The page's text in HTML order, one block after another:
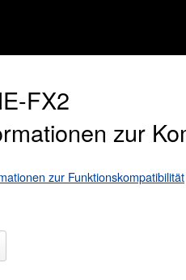
FX2
zur
zur Funktionskompatibilität